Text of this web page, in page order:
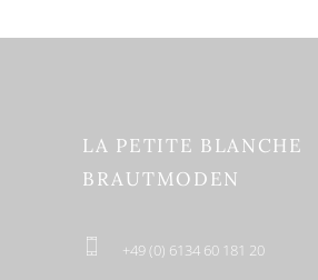
LA PETITE BLANCHE
BRAUTMODEN
+49 (0) 6134 60 181 20